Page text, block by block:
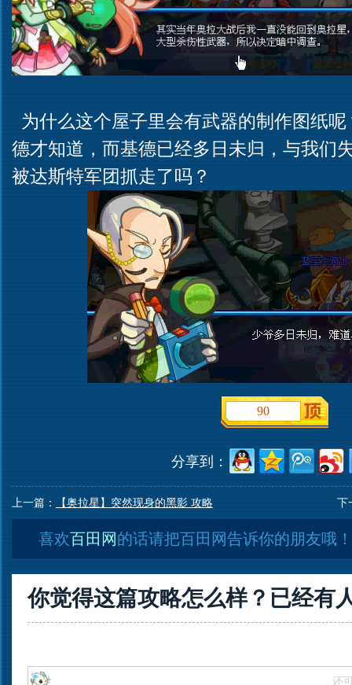
为什么这个屋子里会有武器的制作图纸
德才知道，而基德已经多日未归，与我们
被达斯特军团抓走了吗？
90
分享到：
上一篇： 【奥拉星】突然现身的黑影 攻略 下
喜欢百田网的话请把百田网告诉你的朋友哦
你觉得这篇攻略怎么样？已经有
还